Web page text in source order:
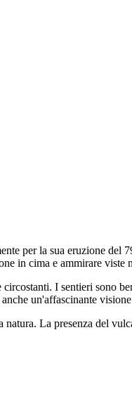
per la sua eruzione del
in cima e ammirare viste
I sentieri sono
un'affascinante
La presenza del